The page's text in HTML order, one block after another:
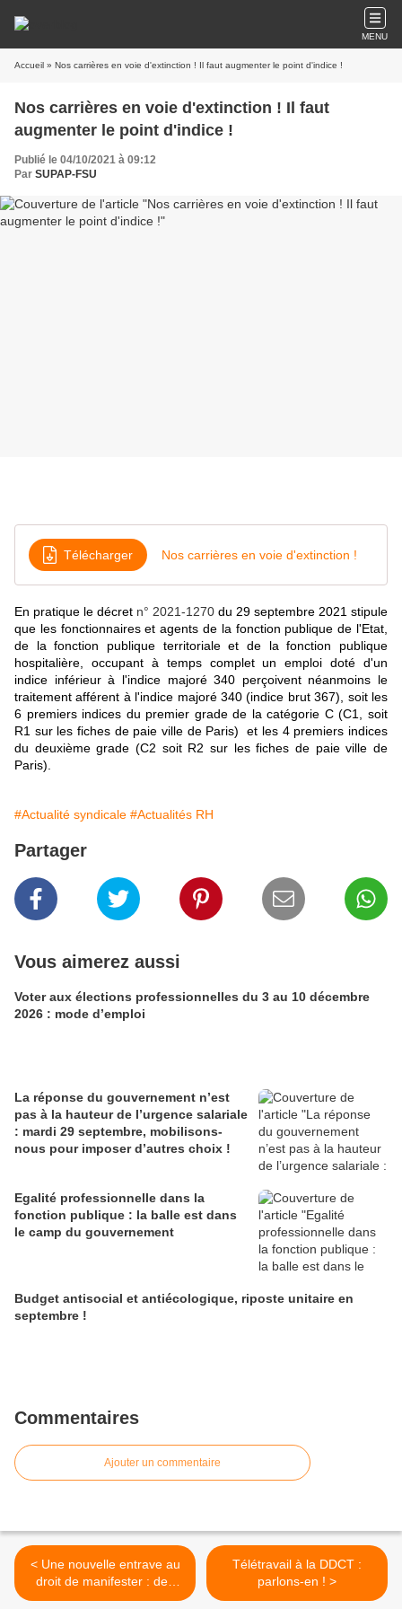
MENU
Accueil » Nos carrières en voie d'extinction ! Il faut augmenter le point d'indice !
Nos carrières en voie d'extinction ! Il faut
augmenter le point d'indice !
Publié le 04/10/2021 à 09:12
Par SUPAP-FSU
Télécharger Nos carrières en voie d'extinction !
En pratique le décret n° 2021-1270 du 29 septembre 2021 stipule
que les fonctionnaires et agents de la fonction publique de l'Etat,
de la fonction publique territoriale et de la fonction publique
hospitalière, occupant à temps complet un emploi doté d'un
indice inférieur à l'indice majoré 340 perçoivent néanmoins le
traitement afférent à l'indice majoré 340 (indice brut 367), soit les
6 premiers indices du premier grade de la catégorie C (C1, soit
R1 sur les fiches de paie ville de Paris) et les 4 premiers indices
du deuxième grade (C2 soit R2 sur les fiches de paie ville de
Paris).
#Actualité syndicale #Actualités RH
Partager
Vous aimerez aussi
Voter aux élections professionnelles du 3 au 10 décembre
2026 : mode d’emploi
La réponse du gouvernement n’est
pas à la hauteur de l’urgence salariale
: mardi 29 septembre, mobilisons-
nous pour imposer d’autres choix !
Egalité professionnelle dans la
fonction publique : la balle est dans
le camp du gouvernement
Budget antisocial et antiécologique, riposte unitaire en
septembre !
Commentaires
Ajouter un commentaire
< Une nouvelle entrave au
droit de manifester : des
interdictions de parcours !
Télétravail à la DDCT :
parlons-en ! >